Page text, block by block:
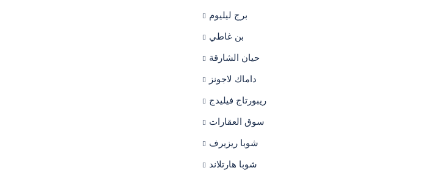
برج ليليوم
بن غاطي
حيان الشارقة
داماك لاجونز
ريبورتاج فيليدج
سوق العقارات
شوبا ريزيرف
شوبا هارتلاند